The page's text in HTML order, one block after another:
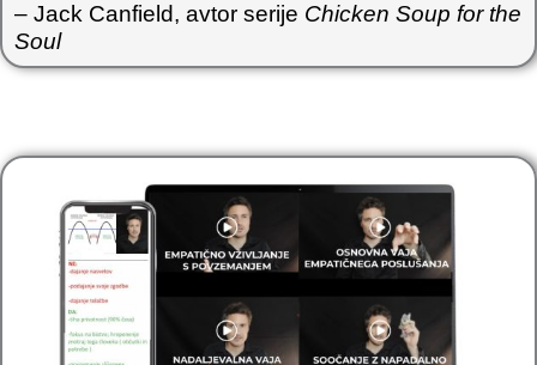
– Jack Canfield, avtor serije Chicken Soup for the
Soul